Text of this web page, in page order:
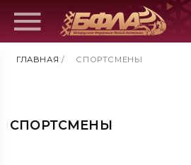
ГЛАВНАЯ / СПОРТСМЕНЫ
СПОРТСМЕНЫ